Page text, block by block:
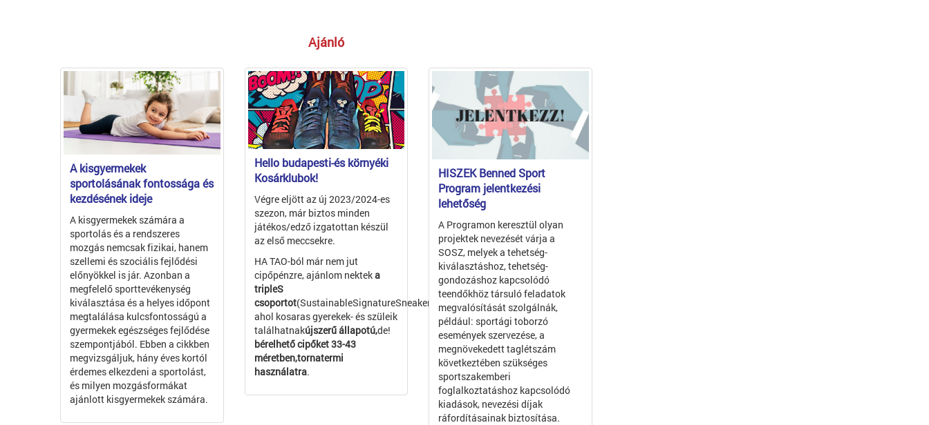
Ajánló
A kisgyermekek
sportolásának fontossága és
kezdésének ideje
A kisgyermekek számára a
sportolás és a rendszeres
mozgás nemcsak fizikai, hanem
szellemi és szociális fejlődési
előnyökkel is jár. Azonban a
megfelelő sporttevékenység
kiválasztása és a helyes időpont
megtalálása kulcsfontosságú a
gyermekek egészséges fejlődése
szempontjából. Ebben a cikkben
megvizsgáljuk, hány éves kortól
érdemes elkezdeni a sportolást,
és milyen mozgásformákat
ajánlott kisgyermekek számára.
Hello budapesti-és környéki
Kosárklubok!
Végre eljött az új 2023/2024-es
szezon, már biztos minden
játékos/edző izgatottan készül
az első meccsekre.
HA TAO-ból már nem jut
cipőpénzre, ajánlom nekteka
tripleS
csoportot(SustainableSignatureSneakers),
ahol kosaras gyerekek- és szüleik
találhatnakújszerű állapotú,de!
bérelhető cipőket 33-43
méretben,tornatermi
használatra.
HISZEK Benned Sport
Program jelentkezési
lehetőség
A Programon keresztül olyan
projektek nevezését várja a
SOSZ, melyek a tehetség-
kiválasztáshoz, tehetség-
gondozáshoz kapcsolódó
teendőkhöz társuló feladatok
megvalósítását szolgálnák,
például: sportági toborzó
események szervezése, a
megnövekedett taglétszám
következtében szükséges
sportszakemberi
foglalkoztatáshoz kapcsolódó
kiadások, nevezési díjak
ráfordításainak biztosítása.